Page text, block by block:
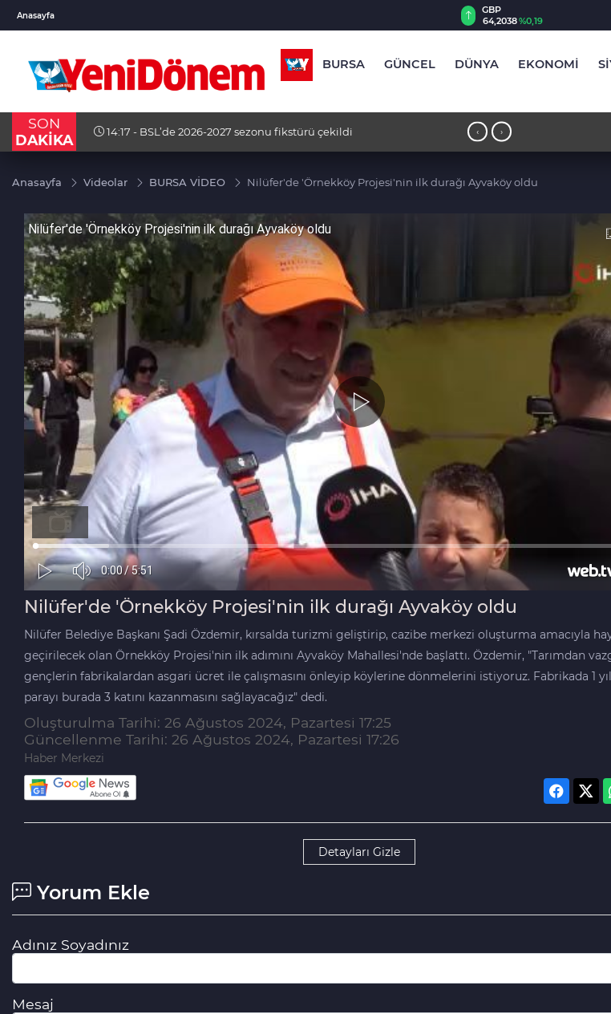
Anasayfa
USD
47,5932
CHF
58,7643%-0,28
BURSA GÜNCEL DÜNYA EKONOMİ
SON
DAKİKA
14:15 - Temmuzda en çok onlar konuşuldu ‹ ›
Anasayfa Videolar BURSA VİDEO Nilüfer'de 'Örnekköy Projesi'nin ilk durağı Ayvaköy oldu
Nilüfer'de 'Örnekköy Projesi'nin ilk durağı Ayvaköy oldu
Nilüfer Belediye Başkanı Şadi Özdemir, kırsalda turizmi geliştirip, cazibe merkezi oluşturma amacıyla
geçirilecek olan Örnekköy Projesi'nin ilk adımını Ayvaköy Mahallesi'nde başlattı. Özdemir, "Tarımdan
gençlerin fabrikalardan asgari ücret ile çalışmasını önleyip köylerine dönmelerini istiyoruz. Fabrikada 1
parayı burada 3 katını kazanmasını sağlayacağız" dedi.
Oluşturulma Tarihi: 26 Ağustos 2024, Pazartesi 17:25
Güncellenme Tarihi: 26 Ağustos 2024, Pazartesi 17:26
Haber Merkezi
Detayları Gizle
Yorum Ekle
Adınız Soyadınız
Mesaj